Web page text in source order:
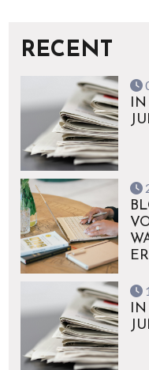
RECENT